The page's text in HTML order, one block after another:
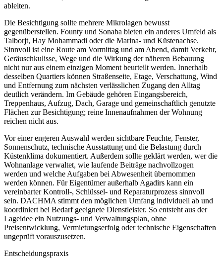
ableiten.
Die Besichtigung sollte mehrere Mikrolagen bewusst
gegenüberstellen. Founty und Sonaba bieten ein anderes Umfeld als
Talborjt, Hay Mohammadi oder die Marina- und Küstenachse.
Sinnvoll ist eine Route am Vormittag und am Abend, damit Verkehr,
Geräuschkulisse, Wege und die Wirkung der näheren Bebauung
nicht nur aus einem einzigen Moment beurteilt werden. Innerhalb
desselben Quartiers können Straßenseite, Etage, Verschattung, Wind
und Entfernung zum nächsten verlässlichen Zugang den Alltag
deutlich verändern. Im Gebäude gehören Eingangsbereich,
Treppenhaus, Aufzug, Dach, Garage und gemeinschaftlich genutzte
Flächen zur Besichtigung; reine Innenaufnahmen der Wohnung
reichen nicht aus.
Vor einer engeren Auswahl werden sichtbare Feuchte, Fenster,
Sonnenschutz, technische Ausstattung und die Belastung durch
Küstenklima dokumentiert. Außerdem sollte geklärt werden, wer die
Wohnanlage verwaltet, wie laufende Beiträge nachvollzogen
werden und welche Aufgaben bei Abwesenheit übernommen
werden können. Für Eigentümer außerhalb Agadirs kann ein
vereinbarter Kontroll-, Schlüssel- und Reparaturprozess sinnvoll
sein. DACHMA stimmt den möglichen Umfang individuell ab und
koordiniert bei Bedarf geeignete Dienstleister. So entsteht aus der
Lageidee ein Nutzungs- und Verwaltungsplan, ohne
Preisentwicklung, Vermietungserfolg oder technische Eigenschaften
ungeprüft vorauszusetzen.
Entscheidungspraxis